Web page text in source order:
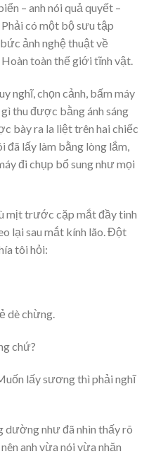
– anh nói quả quyết –
có một bộ sưu tập
ảnh nghệ thuật về
toàn thế giới tĩnh vật.
nghĩ, chọn cảnh, bấm máy
thu được bằng ánh sáng
bày ra la liệt trên hai chiếc
đã lấy làm bằng lòng lắm,
đi chụp bổ sung như mọi
mịt trước cặp mắt đầy tinh
lại sau mắt kính lão. Đột
tôi hỏi:
dè chừng.
chứ?
lấy sương thì phải nghĩ
dường như đã nhìn thấy rõ
anh vừa nói vừa nhăn